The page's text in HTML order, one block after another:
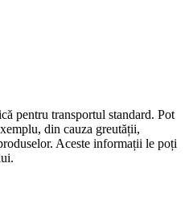
pentru transportul standard. Pot
din cauza greutății,
Aceste informații le poți